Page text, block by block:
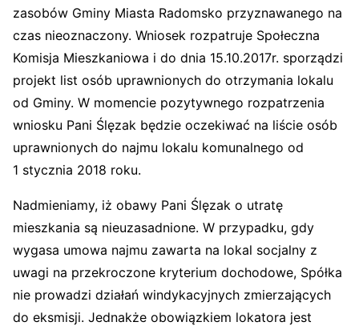
zasobów Gminy Miasta Radomsko przyznawanego na
czas nieoznaczony. Wniosek rozpatruje Społeczna
Komisja Mieszkaniowa i do dnia 15.10.2017r. sporządzi
projekt list osób uprawnionych do otrzymania lokalu
od Gminy. W momencie pozytywnego rozpatrzenia
wniosku Pani Ślęzak będzie oczekiwać na liście osób
uprawnionych do najmu lokalu komunalnego od
1 stycznia 2018 roku.
Nadmieniamy, iż obawy Pani Ślęzak o utratę
mieszkania są nieuzasadnione. W przypadku, gdy
wygasa umowa najmu zawarta na lokal socjalny z
uwagi na przekroczone kryterium dochodowe, Spółka
nie prowadzi działań windykacyjnych zmierzających
do eksmisji. Jednakże obowiązkiem lokatora jest